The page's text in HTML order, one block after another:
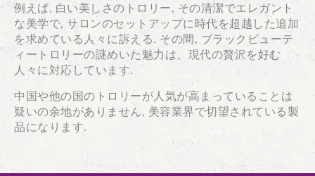
例えば, 白い美しさのトロリー, その清潔でエレガント
な美学で, サロンのセットアップに時代を超越した追加
を求めている人々に訴える. その間, ブラックビューテ
ィートロリーの謎めいた魅力は、現代の贅沢を好む
人々に対応しています.
中国や他の国のトロリーが人気が高まっていることは
疑いの余地がありません, 美容業界で切望されている製
品になります.